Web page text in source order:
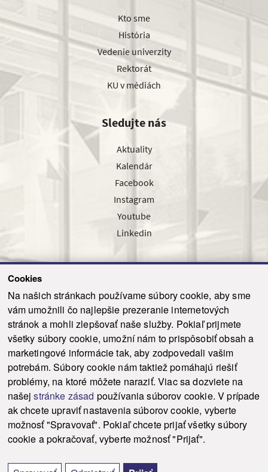
Cookies
Na našich stránkach používame súbory cookie, aby sme
vám umožnili čo najlepšie prezeranie internetových
stránok a mohli zlepšovať naše služby. Pokiaľ prijmete
všetky súbory cookie, umožní nám to prispôsobiť obsah a
marketingové informácie tak, aby zodpovedali vašim
potrebám. Súbory cookie nám taktiež pomáhajú riešiť
problémy, na ktoré môžete naraziť. Viac sa dozviete na
našejstránke zásad používania súborov cookie. V prípade
ak chcete upraviť nastavenia súborov cookie, vyberte
možnosť "Spravovať". Pokiaľ chcete prijať všetky súbory
cookie a pokračovať, vyberte možnosť "Prijať".
Kto sme
História
Vedenie univerzity
Rektorát
KU v médiách
Sledujte nás
Aktuality
Kalendár
Facebook
Instagram
Youtube
Linkedin
Odoslať
© 2021-2026 ku.sk. Všetky práva vyhradené. | Ochrana osobných údajov
Vyhlásenie o prístupnosti |
Admin
This site is protected by reCAPTCHA and the Google Privacy Policy and Terms of
Service
apply.